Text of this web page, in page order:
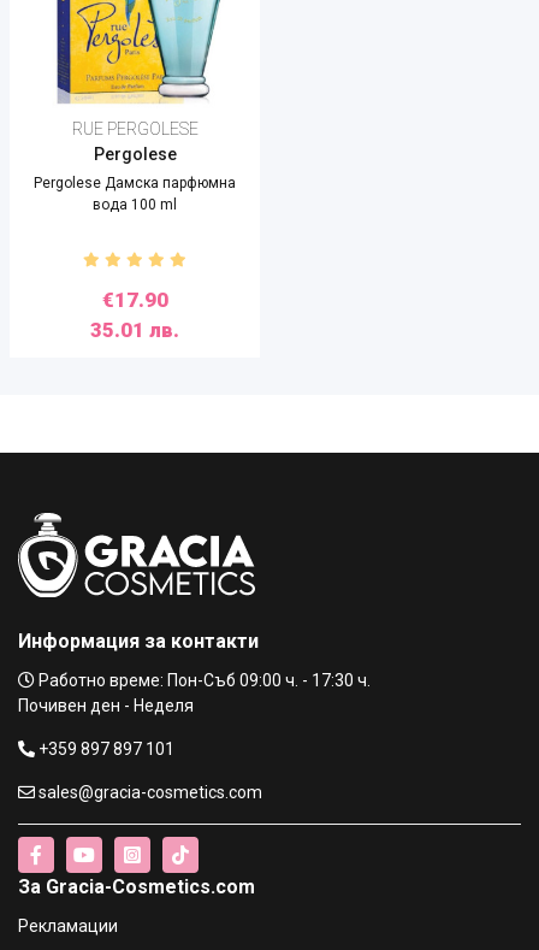
RUE PERGOLESE
Pergolese
Pergolese Дамска парфюмна
вода 100 ml
€17.90
35.01 лв.
Информация за контакти
Работно време: Пон-Съб 09:00 ч. - 17:30 ч.
Почивен ден - Неделя
+359 897 897 101
sales@gracia-cosmetics.com
За Gracia-Cosmetics.com
Рекламации